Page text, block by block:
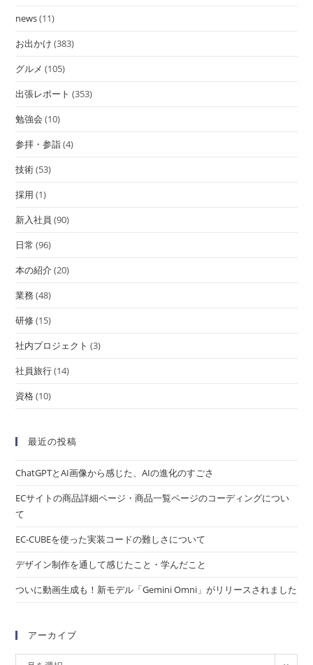
news(11)
お出かけ (383)
グルメ (105)
出張レポート (353)
勉強会 (10)
参拝・参詣(4)
技術(53)
採用 (1)
新入社員 (90)
日常 (96)
本の紹介(20)
業務(48)
研修(15)
社内プロジェクト (3)
社員旅行(14)
資格(10)
最近の投稿
ChatGPTとAI画像から感じた、AIの進化のすごさ
ECサイトの商品詳細ページ・商品一覧ページのコーディングについ
て
EC-CUBEを使った実装コードの難しさについて
デザイン制作を通して感じたこと・学んだこと
ついに動画生成も！新モデル「Gemini Omni」がリリースされました
アーカイブ